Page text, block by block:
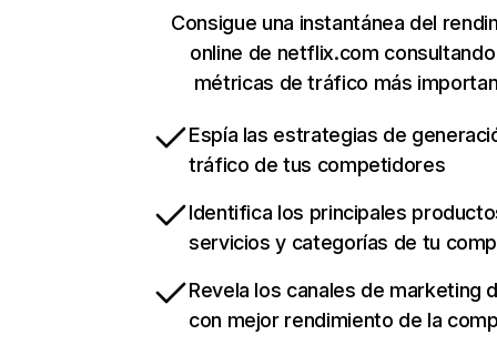
Consigue una instantánea del
online de netflix.com
métricas de tráfico más
Espía las estrategias de
tráfico de tus competidores
Identifica los principales
servicios y categorías de tu
Revela los canales de marketing
con mejor rendimiento de la